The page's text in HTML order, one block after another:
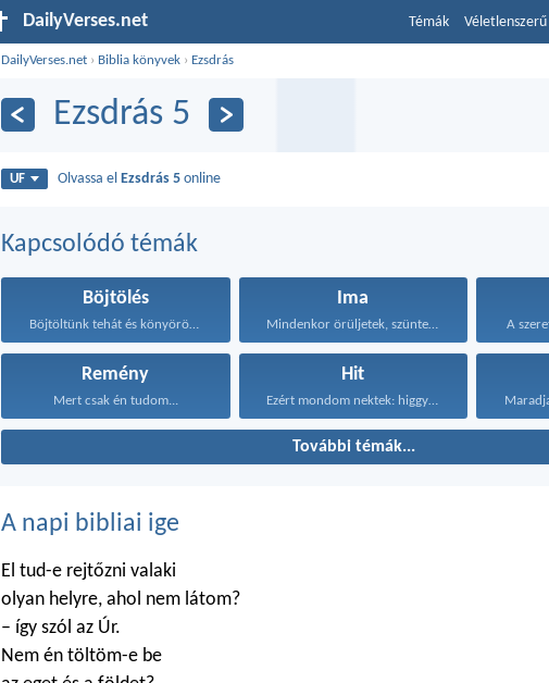
DailyVerses.net Témák
DailyVerses.net › Biblia könyvek › Ezsdrás
Ezsdrás 5
UF Olvassa el Ezsdrás 5 online
Kapcsolódó témák
Böjtölés
Böjtöltünk tehát és könyörögtünk...
Ima
Mindenkor örüljetek, szüntelenül imádkozzatok... A
Remény
Mert csak én tudom...
Hit
Ezért mondom nektek: higgyétek...
További témák...
A napi bibliai ige
El tud-e rejtőzni valaki
olyan helyre, ahol nem látom?
– így szól az Úr.
Nem én töltöm-e be